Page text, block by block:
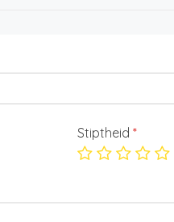
Stiptheid *